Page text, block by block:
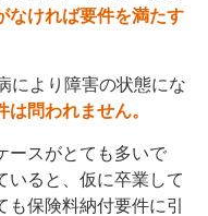
なければ要件を満たす
により障害の状態にな
問われません。
ースがとても多いで
いると、仮に卒業して
保険料納付要件に引